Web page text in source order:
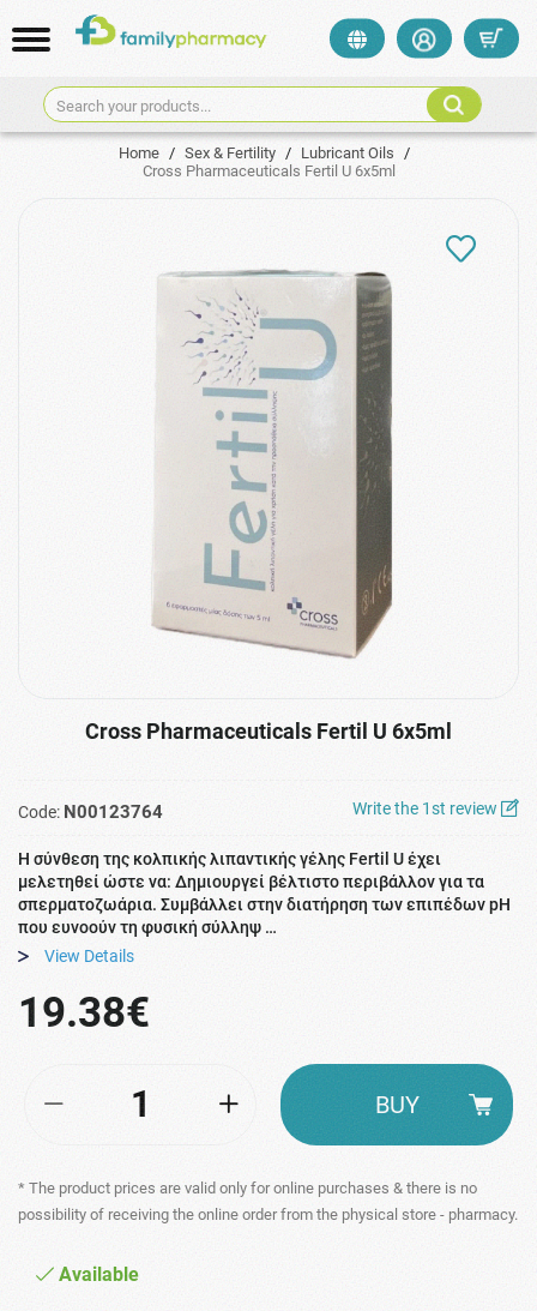
Search your products...
Home / Sex & Fertility / Lubricant Oils /
Cross Pharmaceuticals Fertil U 6x5ml
Cross Pharmaceuticals Fertil U 6x5ml
Code: N00123764 Write the 1st review
Η σύνθεση της κολπικής λιπαντικής γέλης Fertil U έχει
μελετηθεί ώστε να: Δημιουργεί βέλτιστο περιβάλλον για τα
σπερματοζωάρια. Συμβάλλει στην διατήρηση των επιπέδων pH
που ευνοούν τη φυσική σύλληψ …
View Details
19.38€
* The product prices are valid only for online purchases & there is no
possibility of receiving the online order from the physical store - pharmacy.
Available
BUY